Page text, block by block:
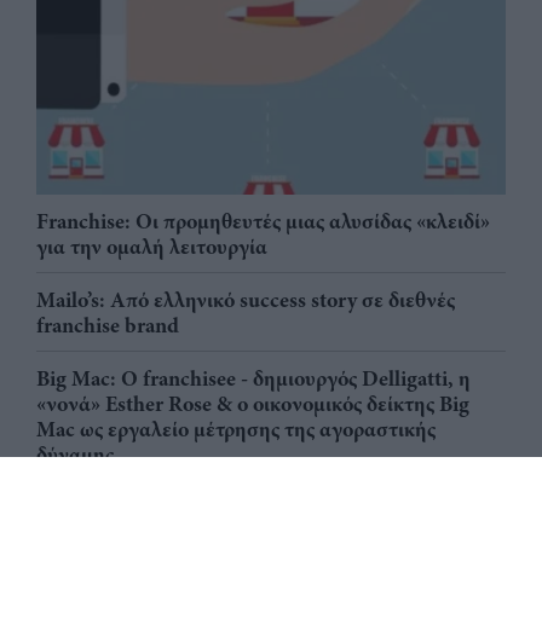
Franchise: Οι προμηθευτές μιας αλυσίδας «κλειδί»
για την ομαλή λειτουργία
Mailo’s: Από ελληνικό success story σε διεθνές
franchise brand
Big Mac: Ο franchisee - δημιουργός Delligatti, η
«νονά» Esther Rose & ο οικονομικός δείκτης Big
Mac ως εργαλείο μέτρησης της αγοραστικής
δύναμης